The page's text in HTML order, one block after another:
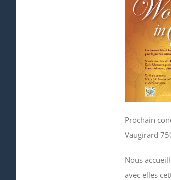
Prochain
Vaugirard
Nous
avec elles